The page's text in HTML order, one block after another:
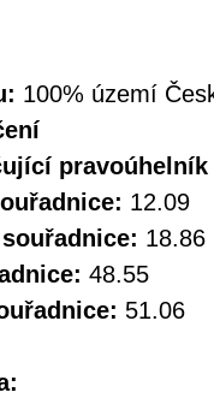
100% území
pravoúhelník
12.09
18.86
48.55
51.06